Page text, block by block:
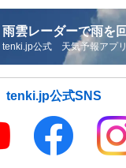
雨雲レーダーで雨を
tenki.jp公式 天気予報アプリ
tenki.jp公式SNS